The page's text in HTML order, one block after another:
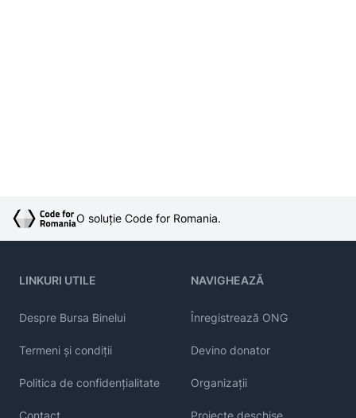
O soluție Code for Romania.
LINKURI UTILE
Despre Bursa Binelui
Termeni și condiții
Politica de confidențialitate
Contact
NAVIGHEAZĂ
Înregistrează ONG
Devino donator
Organizații
Proiecte deschise